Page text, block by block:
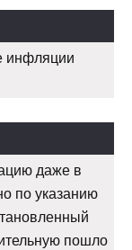
инфляции
даже в
по указанию
пошло